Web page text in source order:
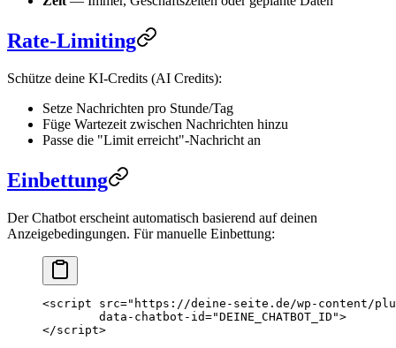
Rate-Limiting
Schütze deine KI-Credits (AI Credits):
Setze Nachrichten pro Stunde/Tag
Füge Wartezeit zwischen Nachrichten hinzu
Passe die "Limit erreicht"-Nachricht an
Einbettung
Der Chatbot erscheint automatisch basierend auf deinen
Anzeigebedingungen. Für manuelle Einbettung:
<script src="https://deine-seite.de/wp-content/
        data-chatbot-id
="DEINE_CHATBOT_ID">
</script>